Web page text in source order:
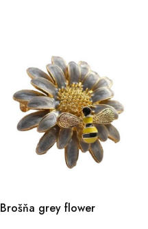
Brošňa grey flower